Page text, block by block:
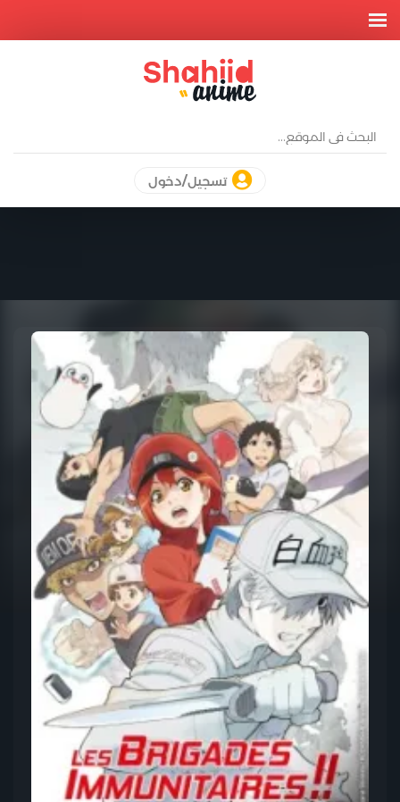
تسجيل/دخول